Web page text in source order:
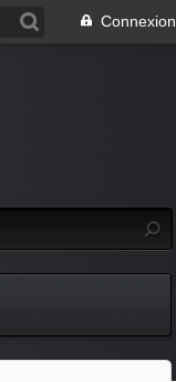
Connexion